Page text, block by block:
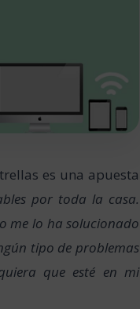
es una apuesta
por toda la casa.
me lo ha solucionado
tipo de problemas
que esté en mi